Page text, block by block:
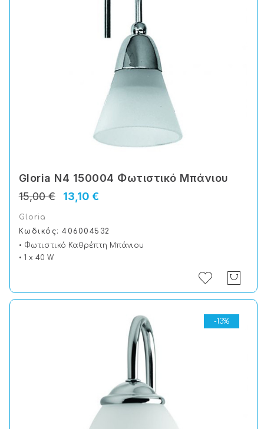
Gloria N4 150004 Φωτιστικό Μπάνιου
13,10 €
15,00 €
Gloria
Κωδικός: 406004532
• Φωτιστικό Καθρέπτη Μπάνιου
• 1 x 40 W
-13%